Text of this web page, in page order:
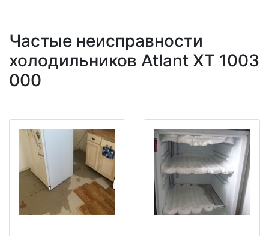
Частые неисправности
холодильников Atlant XT 1003
000